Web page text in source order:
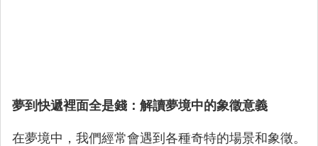
夢到快遞裡面全是錢：解讀夢境中的象徵意義
在夢境中，我們經常會遇到各種奇特的場景和象徵。